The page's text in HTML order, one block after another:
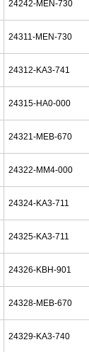
24242-MEN-730
24311-MEN-730
24312-KA3-741
24315-HA0-000
24321-MEB-670
24322-MM4-000
24324-KA3-711
24325-KA3-711
24326-KBH-901
24328-MEB-670
24329-KA3-740